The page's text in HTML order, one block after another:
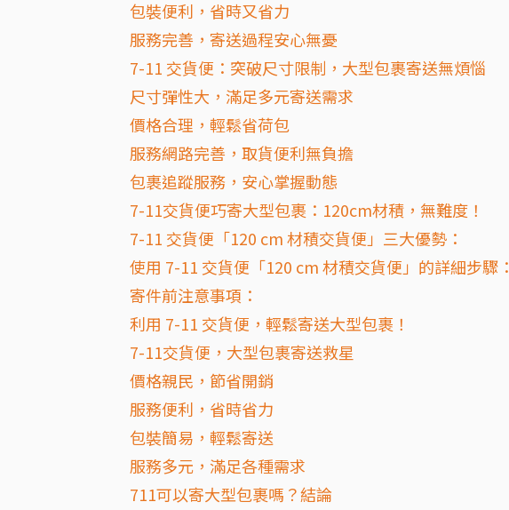
包裝便利，省時又省力
服務完善，寄送過程安心無憂
7-11 交貨便：突破尺寸限制，大型包裹寄送無煩惱
尺寸彈性大，滿足多元寄送需求
價格合理，輕鬆省荷包
服務網路完善，取貨便利無負擔
包裹追蹤服務，安心掌握動態
7-11交貨便巧寄大型包裹：120cm材積，無難度！
7-11 交貨便「120 cm 材積交貨便」三大優勢：
使用 7-11 交貨便「120 cm 材積交貨便」的詳細步驟：
寄件前注意事項：
利用 7-11 交貨便，輕鬆寄送大型包裹！
7-11交貨便，大型包裹寄送救星
價格親民，節省開銷
服務便利，省時省力
包裝簡易，輕鬆寄送
服務多元，滿足各種需求
711可以寄大型包裹嗎？結論